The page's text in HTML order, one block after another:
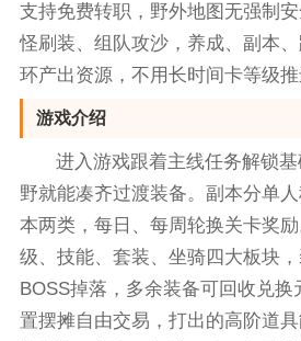
支持免费转职，野外地图无强制
怪刷装、组队攻沙，养成、副本
环产出资源，不用长时间卡等级推
游戏介绍
进入游戏跟着主线任务解锁
野就能凑齐过渡装备。副本分单
本两类，每日、每周轮换关卡奖
级、技能、套装、坐骑四大板块，
BOSS掉落，多余装备可回收兑
置摆摊自由交易，打出的高阶道